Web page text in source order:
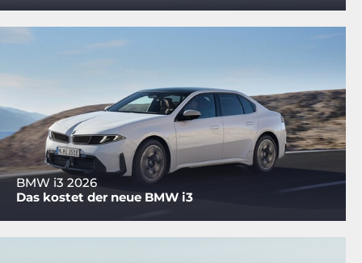
BMW i3 2026
Das kostet der neue BMW i3